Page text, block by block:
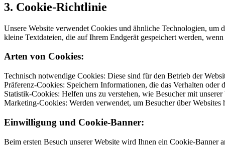
3. Cookie-Richtlinie
Unsere Website verwendet Cookies und ähnliche Technologien, um
kleine Textdateien, die auf Ihrem Endgerät gespeichert werden, wenn
Arten von Cookies:
Technisch notwendige Cookies: Diese sind für den Betrieb der
Präferenz-Cookies: Speichern Informationen, die das Verhalten oder
Statistik-Cookies: Helfen uns zu verstehen, wie Besucher mit
Marketing-Cookies: Werden verwendet, um Besucher über
Einwilligung und Cookie-Banner:
Beim ersten Besuch unserer Website wird Ihnen ein Cookie-